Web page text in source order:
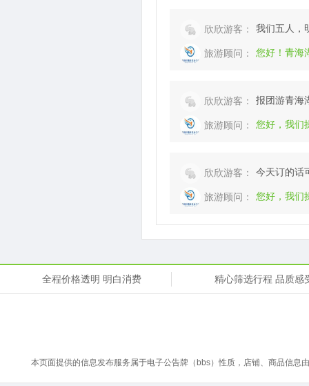
欣欣游客： 我们五人，
旅游顾问： 您好！青海
欣欣游客： 报团游青海
旅游顾问： 您好，我们
欣欣游客： 今天订的话
旅游顾问： 您好，我们
全程价格透明 明白消费 精心筛选行程 品质感
本页面提供的信息发布服务属于电子公告牌（bbs）性质，店铺、商品信